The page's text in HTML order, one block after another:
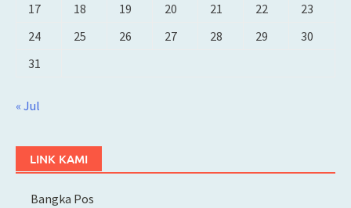
17
18 19 20 21 22
23
24
25 26 27 28 29
30
31
« Jul
LINK KAMI
Bangka Pos